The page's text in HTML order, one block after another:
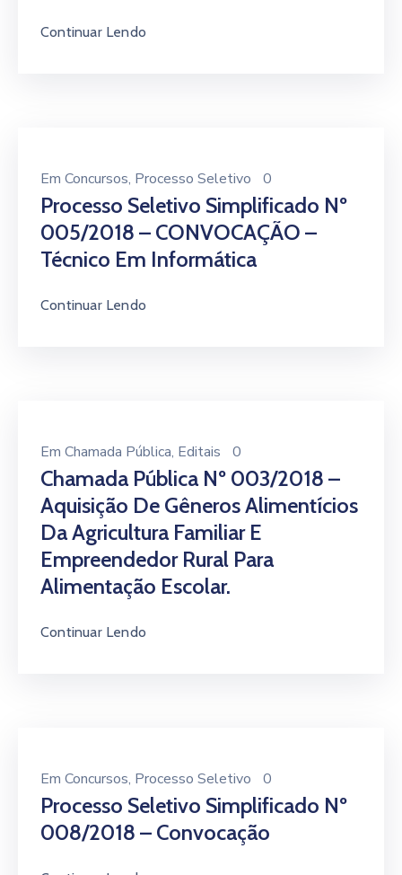
Continuar Lendo
Em Concursos‚ Processo Seletivo 0
Processo Seletivo Simplificado Nº
005/2018 – CONVOCAÇÃO –
Técnico Em Informática
Continuar Lendo
Em Chamada Pública‚ Editais 0
Chamada Pública Nº 003/2018 –
Aquisição De Gêneros Alimentícios
Da Agricultura Familiar E
Empreendedor Rural Para
Alimentação Escolar.
Continuar Lendo
Em Concursos‚ Processo Seletivo 0
Processo Seletivo Simplificado Nº
008/2018 – Convocação